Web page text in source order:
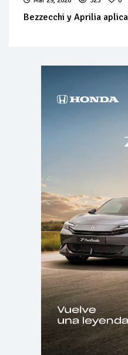
Bezzecchi y Aprilia